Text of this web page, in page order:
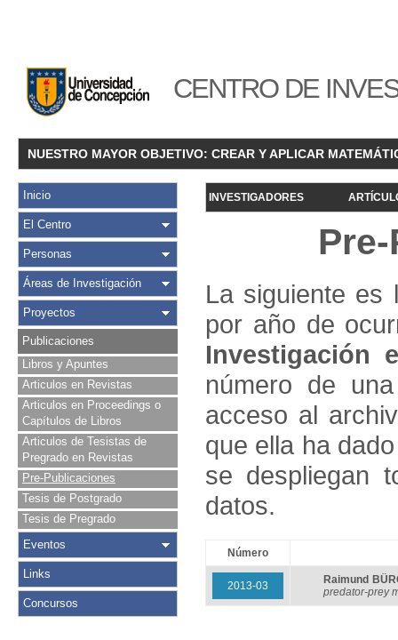
CENTRO DE
NUESTRO MAYOR OBJETIVO: CREAR Y APLICAR
Inicio
El Centro
Personas
Áreas de Investigación
Proyectos
Publicaciones
Libros y Apuntes
Articulos en Revistas
Articulos en Proceedings o
Capítulos de Libros
Articulos de Tesistas de
Pregrado en Revistas
Pre-Publicaciones
Tesis de Postgrado
Tesis de Pregrado
Eventos
Links
Concursos
INVESTIGADORES
La siguiente es
por año de
Investigación
número de
acceso al
que ella ha
se despliegan
datos.
Número
2013-03
Raimund
predator-prey